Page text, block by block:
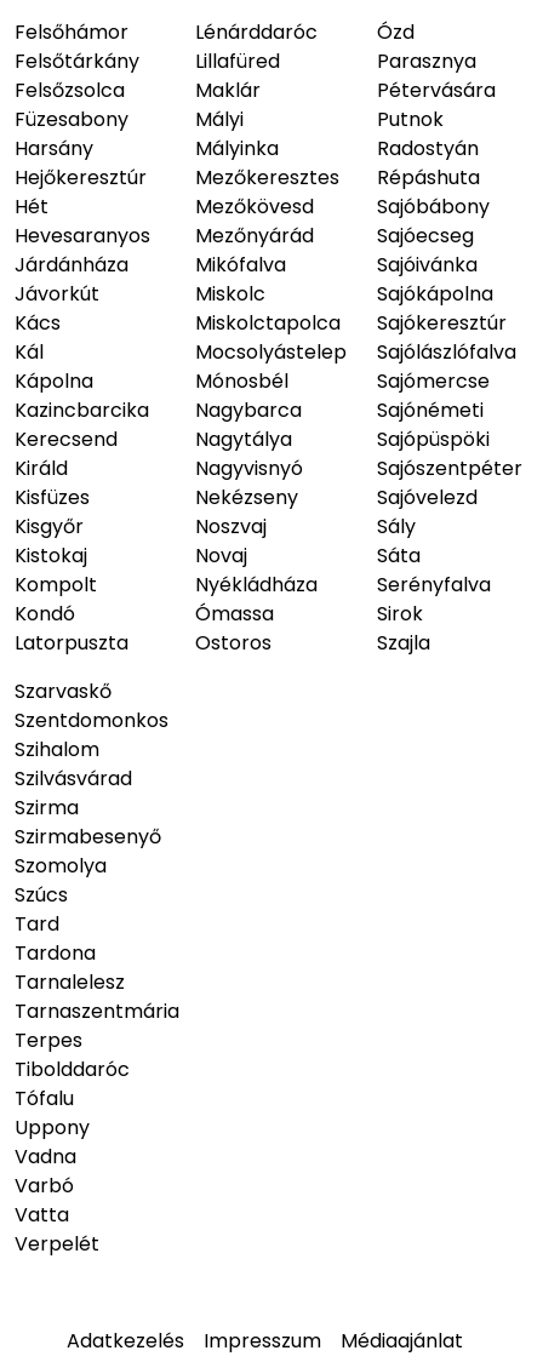
Felsőhámor
Felsőtárkány
Felsőzsolca
Füzesabony
Harsány
Hejőkeresztúr
Hét
Hevesaranyos
Járdánháza
Jávorkút
Kács
Kál
Kápolna
Kazincbarcika
Kerecsend
Királd
Kisfüzes
Kisgyőr
Kistokaj
Kompolt
Kondó
Latorpuszta
Lénárddaróc
Lillafüred
Maklár
Mályi
Mályinka
Mezőkeresztes
Mezőkövesd
Mezőnyárád
Mikófalva
Miskolc
Miskolctapolca
Mocsolyástelep
Mónosbél
Nagybarca
Nagytálya
Nagyvisnyó
Nekézseny
Noszvaj
Novaj
Nyékládháza
Ómassa
Ostoros
Ózd
Parasznya
Pétervására
Putnok
Radostyán
Répáshuta
Sajóbábony
Sajóecseg
Sajóivánka
Sajókápolna
Sajókeresztúr
Sajólászlófalva
Sajómercse
Sajónémeti
Sajópüspöki
Sajószentpéter
Sajóvelezd
Sály
Sáta
Serényfalva
Sirok
Szajla
Szarvaskő
Szentdomonkos
Szihalom
Szilvásvárad
Szirma
Szirmabesenyő
Szomolya
Szúcs
Tard
Tardona
Tarnalelesz
Tarnaszentmária
Terpes
Tibolddaróc
Tófalu
Uppony
Vadna
Varbó
Vatta
Verpelét
Adatkezelés Impresszum Médiaajánlat